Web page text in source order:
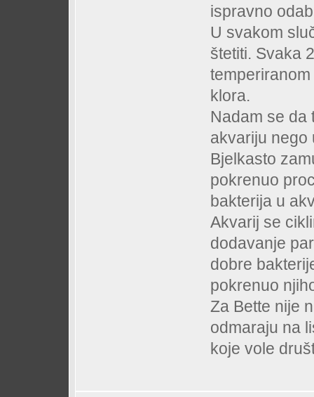
ispravno
U svakom
štetiti. Svaka
klora.
Nadam se da
akvariju nego
Bjelkasto
pokrenuo
bakterija u
Akvarij se
dodavanje
dobre
pokrenuo
Za Bette nije
odmaraju na
koje vole